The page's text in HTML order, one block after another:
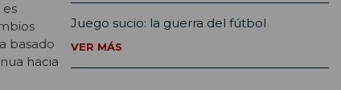
basado
hacia
Juego sucio: la guerra del fútbol
VER MÁS